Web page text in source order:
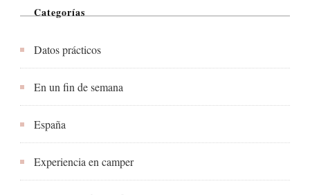
Categorías
Datos prácticos
En un fin de semana
España
Experiencia en camper